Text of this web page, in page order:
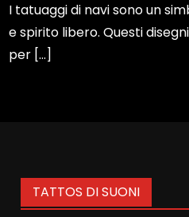
I tatuaggi di navi sono un
e spirito libero. Questi
per […]
TATTOS DI SUONI